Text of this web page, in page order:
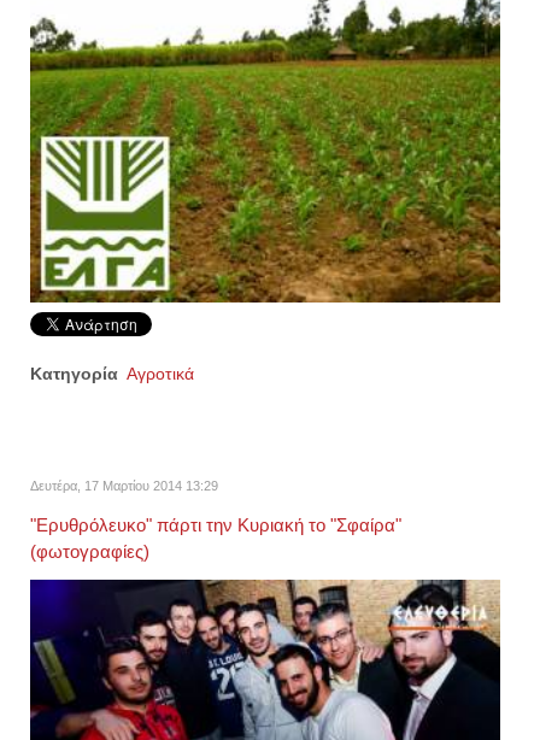
Κατηγορία Αγροτικά
Δευτέρα, 17 Μαρτίου 2014 13:29
"Ερυθρόλευκο" πάρτι την Κυριακή το "Σφαίρα"
(φωτογραφίες)